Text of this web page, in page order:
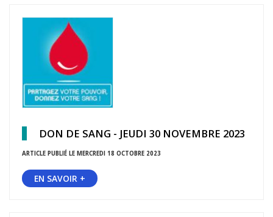
DON DE SANG - JEUDI 30 NOVEMBRE 2023
ARTICLE PUBLIÉ LE MERCREDI 18 OCTOBRE 2023
EN SAVOIR +